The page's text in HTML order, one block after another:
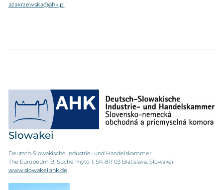
azakrzewska@ahk.pl
Slowakei
Deutsch-Slowakische Industrie- und Handelskammer
The Europeum B, Suché mýto 1, SK-811 03 Bratislava, Slowakei
www.slowakei.ahk.de